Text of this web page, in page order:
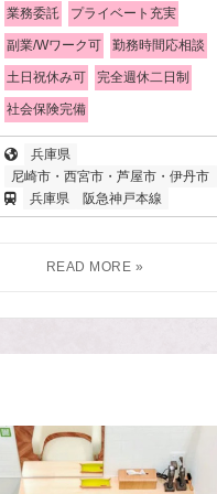
業務委託 プライベート充実
副業/Wワーク可 勤務時間応相談
土日祝休み可 完全週休二日制
社会保険完備
兵庫県
尼崎市・西宮市・芦屋市・伊丹市
兵庫県
阪急神戸本線